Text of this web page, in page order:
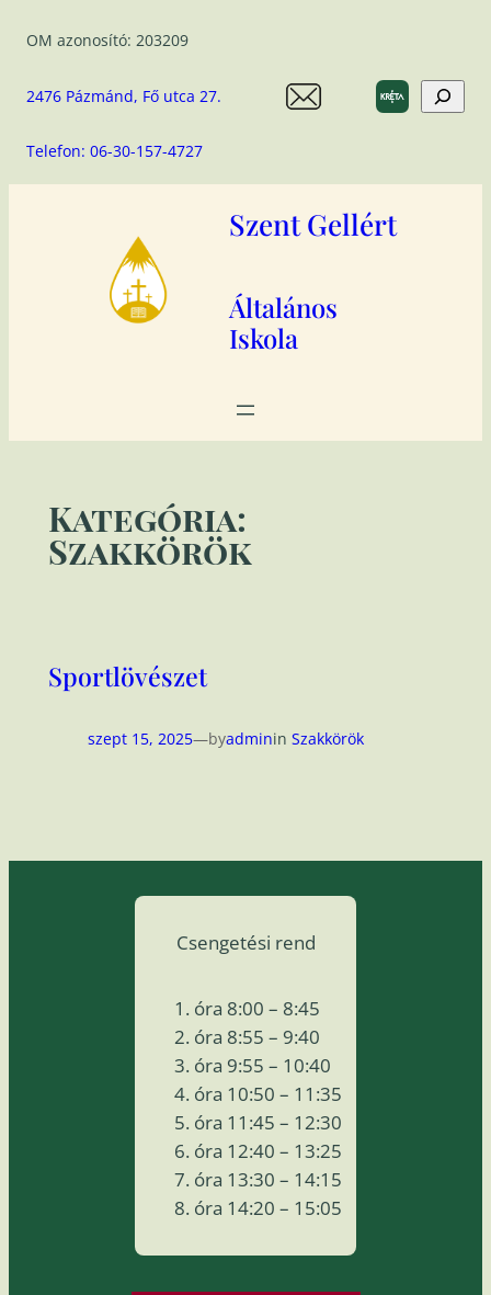
OM azonosító: 203209
2476 Pázmánd, Fő utca 27.
Telefon: 06-30-157-4727
Search
Szent Gellért
Általános
Iskola
Kategória:
Szakkörök
Sportlövészet
szept 15, 2025—byadminin Szakkörök
Csengetési rend
óra 8:00 – 8:45
óra 8:55 – 9:40
óra 9:55 – 10:40
óra 10:50 – 11:35
óra 11:45 – 12:30
óra 12:40 – 13:25
óra 13:30 – 14:15
óra 14:20 – 15:05